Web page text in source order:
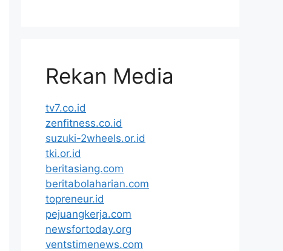
Rekan Media
tv7.co.id
zenfitness.co.id
suzuki-2wheels.or.id
tki.or.id
beritasiang.com
beritabolaharian.com
topreneur.id
pejuangkerja.com
newsfortoday.org
ventstimenews.com